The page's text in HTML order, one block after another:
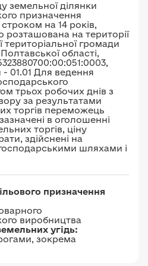
земельної ділянки
призначення
на 14 років,
на території
територіальної громади
області,
- 01.01 Для ведення
трьох робочих днів з
за результатами
торгів переможець
в оголошенні
торгів, ціну
здійснені на
шляхами i
призначення
виробництва
угідь:
зокрема